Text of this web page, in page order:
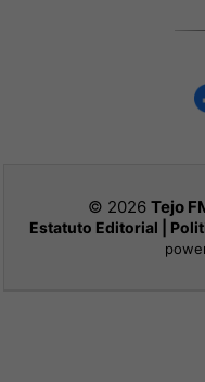
© 2026 Tejo
Estatuto Editorial